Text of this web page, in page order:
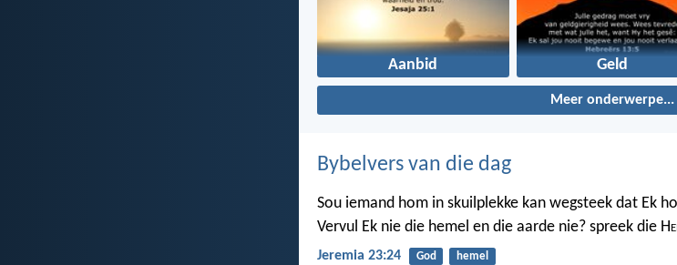
Aanbid Geld
Meer onderwerpe...
Bybelvers van die dag
Sou iemand hom in skuilplekke kan wegsteek dat Ek
Vervul Ek nie die hemel en die aarde nie? spreek die H
Jeremia 23:24 God hemel